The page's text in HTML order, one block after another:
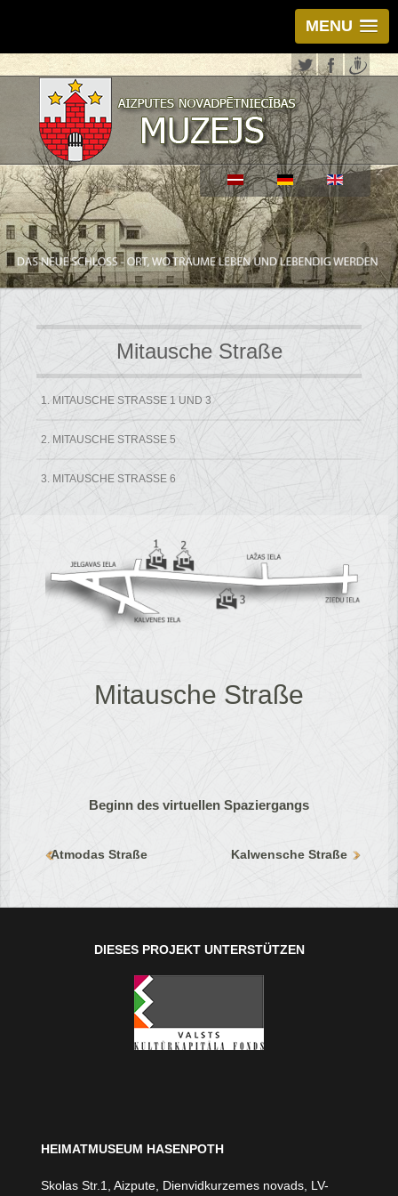
MENU
Mitausche Straße
1. MITAUSCHE STRASSE 1 UND 3
2. MITAUSCHE STRASSE 5
3. MITAUSCHE STRASSE 6
Mitausche Straße
Beginn des virtuellen Spaziergangs
Atmodas Straße Kalwensche Straße
DIESES PROJEKT UNTERSTÜTZEN
HEIMATMUSEUM HASENPOTH
Skolas Str.1, Aizpute, Dienvidkurzemes novads, LV-